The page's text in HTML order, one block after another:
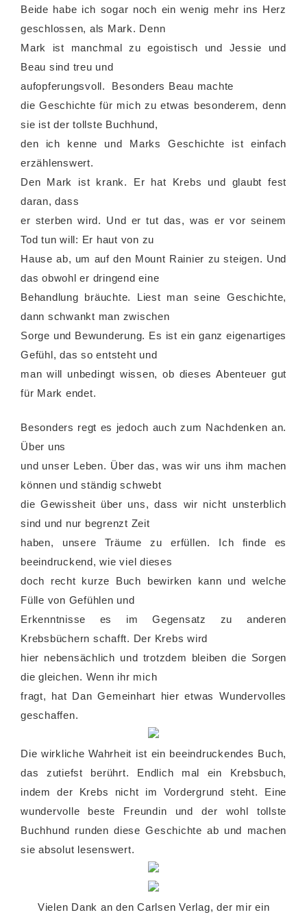
Beide habe ich sogar noch ein wenig mehr ins Herz
geschlossen, als Mark. Denn
Mark ist manchmal zu egoistisch und Jessie und
Beau sind treu und
aufopferungsvoll. Besonders Beau machte
die Geschichte für mich zu etwas besonderem, denn
sie ist der tollste Buchhund,
den ich kenne und Marks Geschichte ist einfach
erzählenswert.
Den Mark ist krank. Er hat Krebs und glaubt fest
daran, dass
er sterben wird. Und er tut das, was er vor seinem
Tod tun will: Er haut von zu
Hause ab, um auf den Mount Rainier zu steigen. Und
das obwohl er dringend eine
Behandlung bräuchte. Liest man seine Geschichte,
dann schwankt man zwischen
Sorge und Bewunderung. Es ist ein ganz eigenartiges
Gefühl, das so entsteht und
man will unbedingt wissen, ob dieses Abenteuer gut
für Mark endet.
Besonders regt es jedoch auch zum Nachdenken an.
Über uns
und unser Leben. Über das, was wir uns ihm machen
können und ständig schwebt
die Gewissheit über uns, dass wir nicht unsterblich
sind und nur begrenzt Zeit
haben, unsere Träume zu erfüllen. Ich finde es
beeindruckend, wie viel dieses
doch recht kurze Buch bewirken kann und welche
Fülle von Gefühlen und
Erkenntnisse es im Gegensatz zu anderen
Krebsbüchern schafft. Der Krebs wird
hier nebensächlich und trotzdem bleiben die Sorgen
die gleichen. Wenn ihr mich
fragt, hat Dan Gemeinhart hier etwas Wundervolles
geschaffen.
Die wirkliche Wahrheit ist ein beeindruckendes Buch,
das zutiefst berührt. Endlich mal ein Krebsbuch,
indem der Krebs nicht im Vordergrund steht. Eine
wundervolle beste Freundin und der wohl tollste
Buchhund runden diese Geschichte ab und machen
sie absolut lesenswert.
Vielen Dank an den Carlsen Verlag, der mir ein